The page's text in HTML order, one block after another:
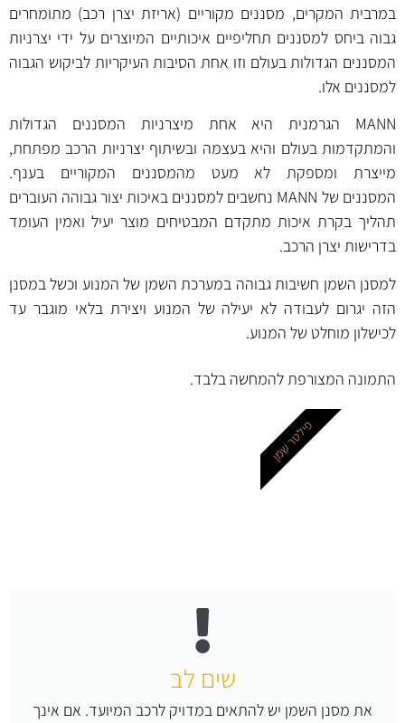
במרבית המקרים, מסננים מקוריים (אריזת יצרן רכב) מתומחרים
גבוה ביחס למסננים תחליפיים איכותיים המיוצרים על ידי יצרניות
המסננים הגדולות בעולם וזו אחת הסיבות העיקריות לביקוש הגבוה
למסננים אלו.
MANN הגרמנית היא אחת מיצרניות המסננים הגדולות
והמתקדמות בעולם והיא בעצמה ובשיתוף יצרניות הרכב מפתחת,
מייצרת ומספקת לא מעט מהמסננים המקוריים בענף.
המסננים של MANN נחשבים למסננים באיכות יצור גבוהה העוברים
תהליך בקרת איכות מתקדם המבטיחים מוצר יעיל ואמין העומד
בדרישות יצרן הרכב.
למסנן השמן חשיבות גבוהה במערכת השמן של המנוע וכשל במסנן
הזה יגרום לעבודה לא יעילה של המנוע ויצירת בלאי מוגבר עד
לכישלון מוחלט של המנוע.
התמונה המצורפת להמחשה בלבד.
שים לב
את מסנן השמן יש להתאים במדויק לרכב המיועד. אם אינך
פילטר שמן